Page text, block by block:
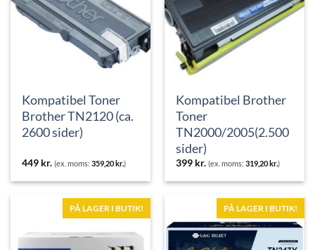
Kompatibel Toner
Brother TN2120 (ca.
2600 sider)
449 kr. (ex. moms:359,20kr.)
Kompatibel Brother
Toner
TN2000/2005(2.500
sider)
399 kr. (ex. moms:319,20kr.)
PÅ LAGER I BUTIK! PÅ LAGER I BUTIK!